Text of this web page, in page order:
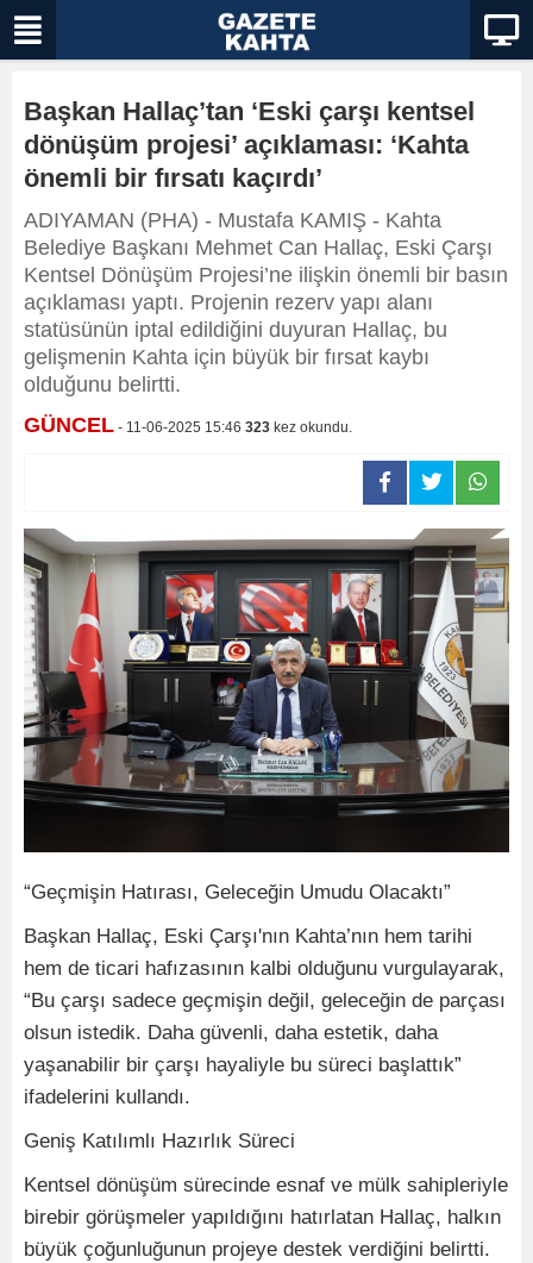
Başkan Hallaç’tan ‘Eski çarşı kentsel
dönüşüm projesi’ açıklaması: ‘Kahta
önemli bir fırsatı kaçırdı’
ADIYAMAN (PHA) - Mustafa KAMIŞ - Kahta
Belediye Başkanı Mehmet Can Hallaç, Eski Çarşı
Kentsel Dönüşüm Projesi’ne ilişkin önemli bir basın
açıklaması yaptı. Projenin rezerv yapı alanı
statüsünün iptal edildiğini duyuran Hallaç, bu
gelişmenin Kahta için büyük bir fırsat kaybı
olduğunu belirtti.
GÜNCEL - 11-06-2025 15:46 323 kez okundu.
“Geçmişin Hatırası, Geleceğin Umudu Olacaktı”
Başkan Hallaç, Eski Çarşı'nın Kahta’nın hem tarihi
hem de ticari hafızasının kalbi olduğunu vurgulayarak,
“Bu çarşı sadece geçmişin değil, geleceğin de parçası
olsun istedik. Daha güvenli, daha estetik, daha
yaşanabilir bir çarşı hayaliyle bu süreci başlattık”
ifadelerini kullandı.
Geniş Katılımlı Hazırlık Süreci
Kentsel dönüşüm sürecinde esnaf ve mülk sahipleriyle
birebir görüşmeler yapıldığını hatırlatan Hallaç, halkın
büyük çoğunluğunun projeye destek verdiğini belirtti.